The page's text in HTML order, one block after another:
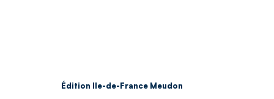
Édition Ile-de-France Meudon